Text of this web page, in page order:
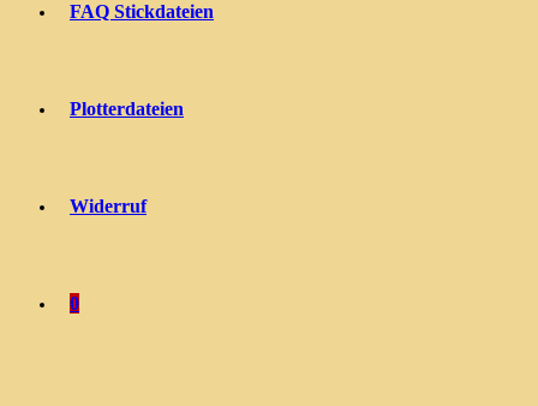
FAQ Stickdateien
Plotterdateien
Widerruf
0